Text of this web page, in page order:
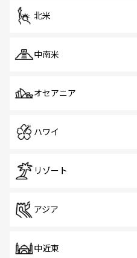
北米
中南米
オセアニア
ハワイ
リゾート
アジア
中近東